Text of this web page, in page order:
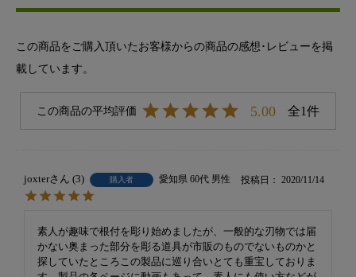
この商品をご購入頂いたお客様からの商品の感想･レビューを掲
載しています。
5.00 1
joxter 3 購入者 愛知県 60代 男性 投稿日 2020/11/14
素人が趣味で根付を彫り始めましたが、一般的な刃物では届
かない奥まった部分を彫る道具が市販のものでないものかと
探していたところこの製品に巡り合いとても重宝しておりま